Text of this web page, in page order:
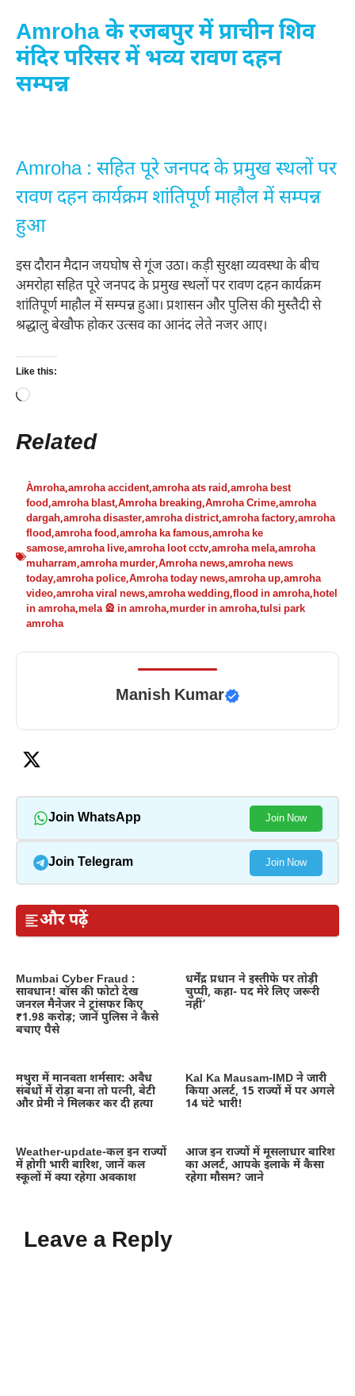
Amroha के रजबपुर में प्राचीन शिव
मंदिर परिसर में भव्य रावण दहन
सम्पन्न
Amroha : सहित पूरे जनपद के प्रमुख स्थलों पर
रावण दहन कार्यक्रम शांतिपूर्ण माहौल में सम्पन्न
हुआ
इस दौरान मैदान जयघोष से गूंज उठा। कड़ी सुरक्षा व्यवस्था के बीच
अमरोहा सहित पूरे जनपद के प्रमुख स्थलों पर रावण दहन कार्यक्रम
शांतिपूर्ण माहौल में सम्पन्न हुआ। प्रशासन और पुलिस की मुस्तैदी से
श्रद्धालु बेखौफ होकर उत्सव का आनंद लेते नजर आए।
Like this:
Loading…
Related
Àmroha,amroha accident,amroha ats raid,amroha best
food,amroha blast,Amroha breaking,Amroha Crime,amroha
dargah,amroha disaster,amroha district,amroha factory,amroha
flood,amroha food,amroha ka famous,amroha ke
samose,amroha live,amroha loot cctv,amroha mela,amroha
muharram,amroha murder,Amroha news,amroha news
today,amroha police,Amroha today news,amroha up,amroha
video,amroha viral news,amroha wedding,flood in amroha,hotel
in amroha,mela 🎡 in amroha,murder in amroha,tulsi park
amroha
Manish Kumar
Join WhatsApp Join Now
Join Telegram Join Now
और पढ़ें
Mumbai Cyber Fraud :
सावधान! बॉस की फोटो देख
जनरल मैनेजर ने ट्रांसफर किए
₹1.98 करोड़; जानें पुलिस ने कैसे
बचाए पैसे
धर्मेंद्र प्रधान ने इस्तीफे पर तोड़ी
चुप्पी, कहा- पद मेरे लिए जरूरी
नहीं’
मथुरा में मानवता शर्मसार: अवैध
संबंधों में रोड़ा बना तो पत्नी, बेटी
और प्रेमी ने मिलकर कर दी हत्या
Kal Ka Mausam-IMD ने जारी
किया अलर्ट, 15 राज्यों में पर अगले
14 घंटे भारी!
Weather-update-कल इन राज्यों
में होगी भारी बारिश, जानें कल
स्कूलों में क्या रहेगा अवकाश
आज इन राज्यों में मूसलाधार बारिश
का अलर्ट, आपके इलाके में कैसा
रहेगा मौसम? जाने
Leave a Reply